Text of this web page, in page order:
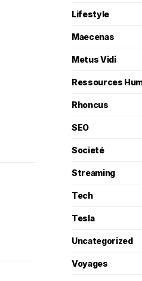
Lifestyle
Maecenas
Metus Vidi
Ressources
Rhoncus
SEO
Societé
Streaming
Tech
Tesla
Uncategorized
Voyages